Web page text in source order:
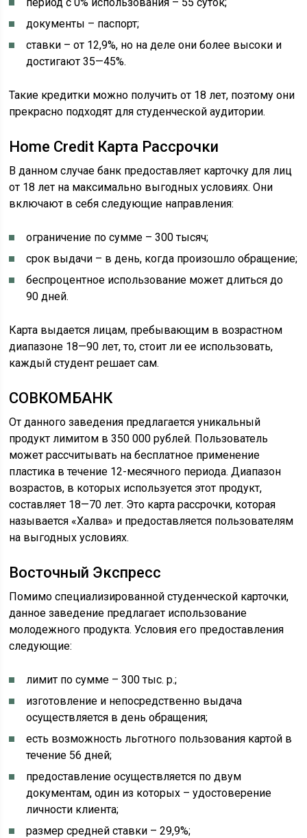
документы – паспорт;
ставки – от 12,9%, но на деле они более высоки и
достигают 35—45%.
Такие кредитки можно получить от 18 лет, поэтому они
прекрасно подходят для студенческой аудитории.
Home Credit Карта Рассрочки
В данном случае банк предоставляет карточку для лиц
от 18 лет на максимально выгодных условиях. Они
включают в себя следующие направления:
ограничение по сумме – 300 тысяч;
срок выдачи – в день, когда произошло обращение;
беспроцентное использование может длиться до
90 дней.
Карта выдается лицам, пребывающим в возрастном
диапазоне 18—90 лет, то, стоит ли ее использовать,
каждый студент решает сам.
СОВКОМБАНК
От данного заведения предлагается уникальный
продукт лимитом в 350 000 рублей. Пользователь
может рассчитывать на бесплатное применение
пластика в течение 12-месячного периода. Диапазон
возрастов, в которых используется этот продукт,
составляет 18—70 лет. Это карта рассрочки, которая
называется «Халва» и предоставляется пользователям
на выгодных условиях.
Восточный Экспресс
Помимо специализированной студенческой карточки,
данное заведение предлагает использование
молодежного продукта. Условия его предоставления
следующие:
лимит по сумме – 300 тыс. р.;
изготовление и непосредственно выдача
осуществляется в день обращения;
есть возможность льготного пользования картой в
течение 56 дней;
предоставление осуществляется по двум
документам, один из которых – удостоверение
личности клиента;
размер средней ставки – 29,9%;